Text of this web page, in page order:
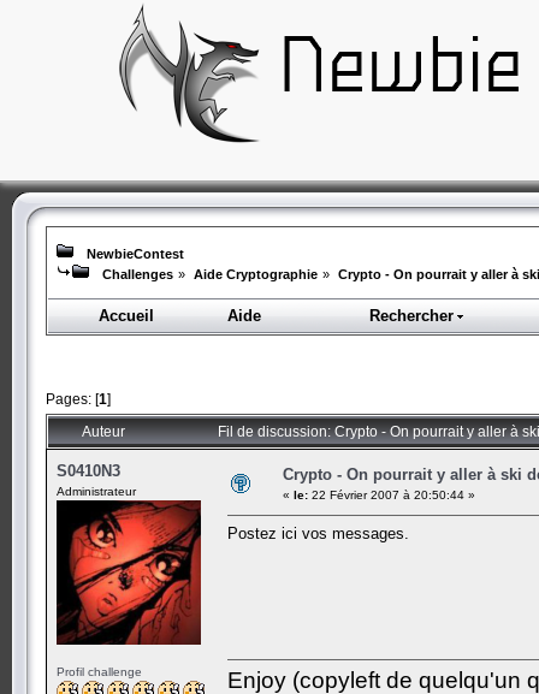
NewbieContest
Challenges » Aide Cryptographie » Crypto - On pourrait y aller à
Accueil Aide Rechercher
Pages: [1]
Auteur Fil de discussion: Crypto - On pourrait y aller à
S0410N3
Administrateur
Profil challenge
Crypto - On pourrait y aller à ski
« le: 22 Février 2007 à 20:50:44 »
Postez ici vos messages.
Enjoy (copyleft de quelqu'un